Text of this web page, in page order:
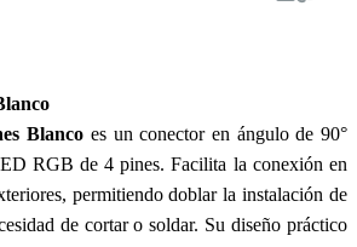
Blanco es un conector en ángulo de 90°
RGB de 4 pines. Facilita la conexión en
permitiendo doblar la instalación de
de cortar o soldar. Su diseño práctico